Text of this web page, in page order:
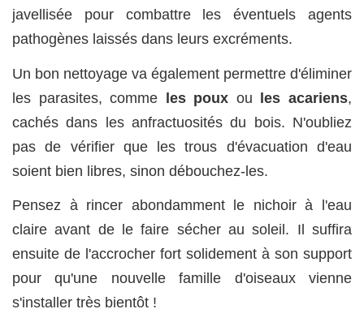
javellisée pour combattre les éventuels agents
pathogènes laissés dans leurs excréments.
Un bon nettoyage va également permettre d'éliminer
les parasites, comme les poux ou les acariens,
cachés dans les anfractuosités du bois. N'oubliez
pas de vérifier que les trous d'évacuation d'eau
soient bien libres, sinon débouchez-les.
Pensez à rincer abondamment le nichoir à l'eau
claire avant de le faire sécher au soleil. Il suffira
ensuite de l'accrocher fort solidement à son support
pour qu'une nouvelle famille d'oiseaux vienne
s'installer très bientôt !